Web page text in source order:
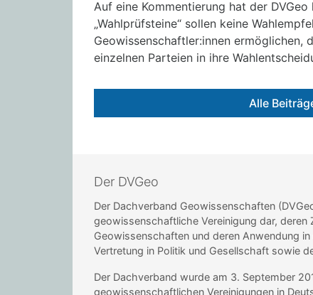
Auf eine Kommentierung hat der
„Wahlprüfsteine“ sollen keine
Geowissenschaftler:innen ermöglichen,
einzelnen Parteien in ihre
Alle
Der DVGeo
Der Dachverband Geowissenschaften
geowissenschaftliche Vereinigung dar, deren
Geowissenschaften und deren Anwendung
Vertretung in Politik und Gesellschaft sowie
Der Dachverband wurde am 3. September
geowissenschaftlichen Vereinigungen in